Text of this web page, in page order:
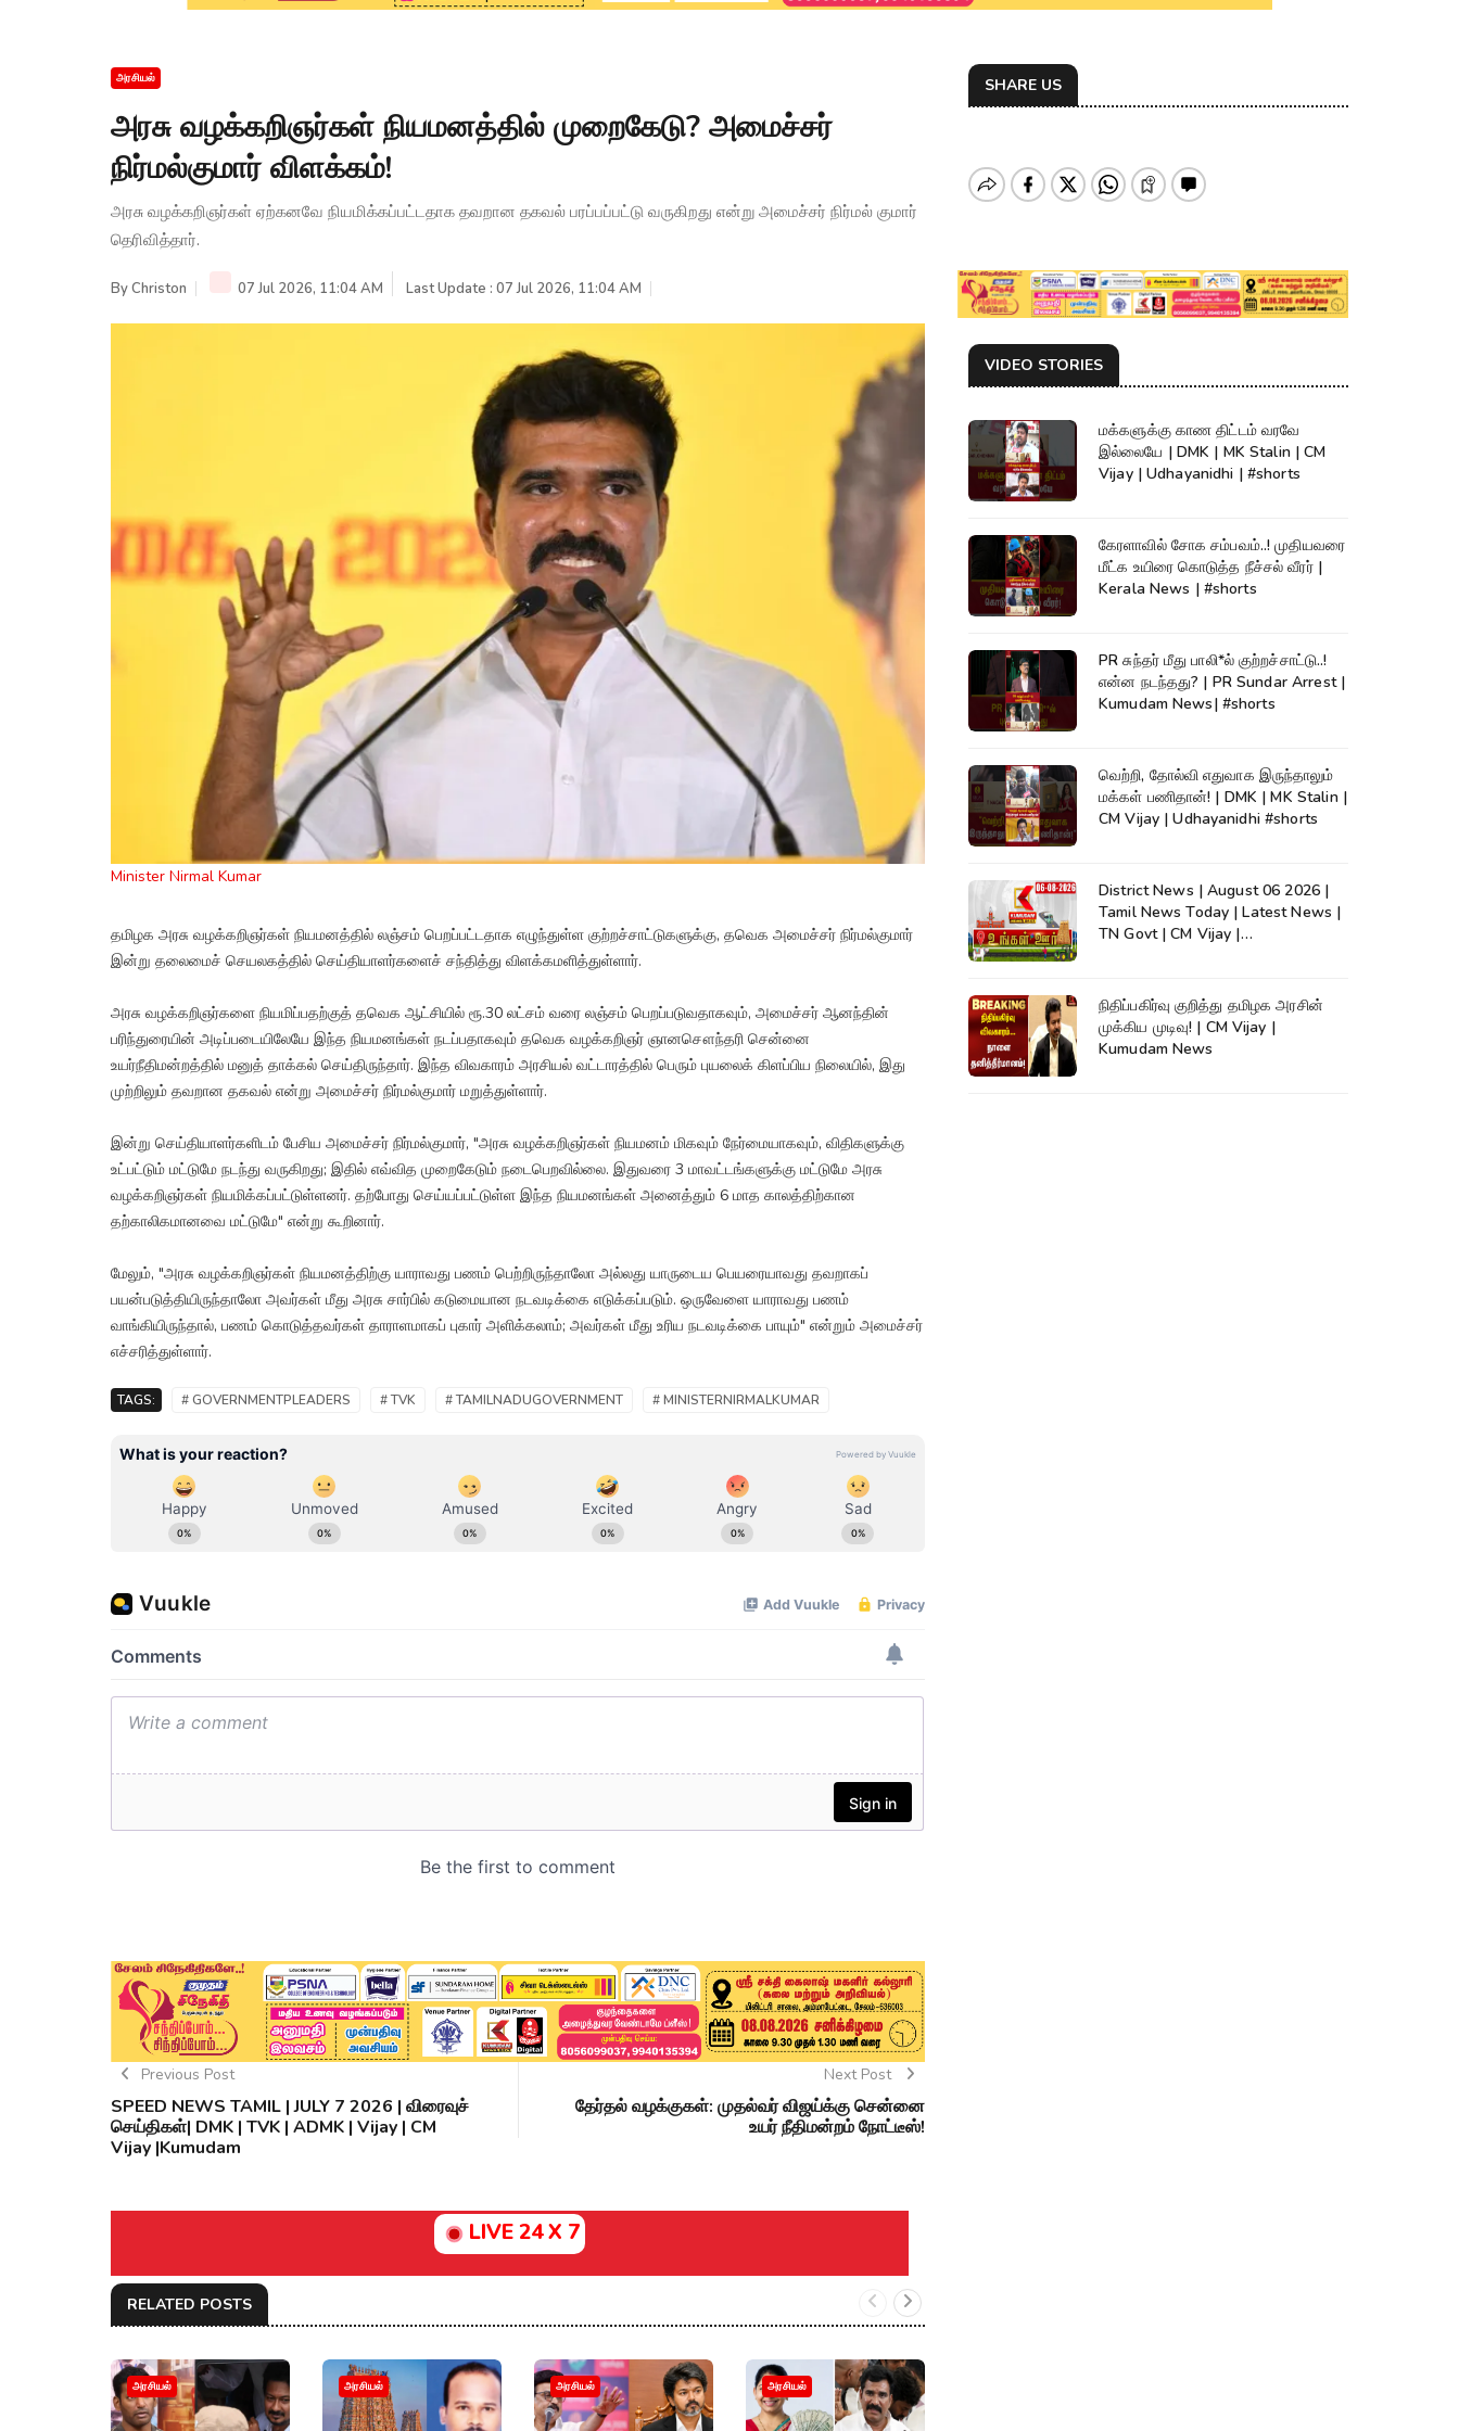
அரசியல்
அரசு வழக்கறிஞர்கள் நியமனத்தில் முறைகேடு? அமைச்சர்
நிர்மல்குமார் விளக்கம்!
அரசு வழக்கறிஞர்கள் ஏற்கனவே நியமிக்கப்பட்டதாக தவறான தகவல் பரப்பப்பட்டு வருகிறது என்று அமைச்சர் நிர்மல் குமார்
தெரிவித்தார்.
ByChriston 07 Jul 2026, 11:04 AM Last Update : 07 Jul 2026, 11:04 AM
Minister Nirmal Kumar
தமிழக அரசு வழக்கறிஞர்கள் நியமனத்தில் லஞ்சம் பெறப்பட்டதாக எழுந்துள்ள குற்றச்சாட்டுகளுக்கு, தவெக அமைச்சர் நிர்மல்குமார்
இன்று தலைமைச் செயலகத்தில் செய்தியாளர்களைச் சந்தித்து விளக்கமளித்துள்ளார்.
அரசு வழக்கறிஞர்களை நியமிப்பதற்குத் தவெக ஆட்சியில் ரூ.30 லட்சம் வரை லஞ்சம் பெறப்படுவதாகவும், அமைச்சர் ஆனந்தின்
பரிந்துரையின் அடிப்படையிலேயே இந்த நியமனங்கள் நடப்பதாகவும் தவெக வழக்கறிஞர் ஞானசௌந்தரி சென்னை
உயர்நீதிமன்றத்தில் மனுத் தாக்கல் செய்திருந்தார். இந்த விவகாரம் அரசியல் வட்டாரத்தில் பெரும் புயலைக் கிளப்பிய நிலையில், இது
முற்றிலும் தவறான தகவல் என்று அமைச்சர் நிர்மல்குமார் மறுத்துள்ளார்.
இன்று செய்தியாளர்களிடம் பேசிய அமைச்சர் நிர்மல்குமார், "அரசு வழக்கறிஞர்கள் நியமனம் மிகவும் நேர்மையாகவும், விதிகளுக்கு
உட்பட்டும் மட்டுமே நடந்து வருகிறது; இதில் எவ்வித முறைகேடும் நடைபெறவில்லை. இதுவரை 3 மாவட்டங்களுக்கு மட்டுமே அரசு
வழக்கறிஞர்கள் நியமிக்கப்பட்டுள்ளனர். தற்போது செய்யப்பட்டுள்ள இந்த நியமனங்கள் அனைத்தும் 6 மாத காலத்திற்கான
தற்காலிகமானவை மட்டுமே" என்று கூறினார்.
மேலும், "அரசு வழக்கறிஞர்கள் நியமனத்திற்கு யாராவது பணம் பெற்றிருந்தாலோ அல்லது யாருடைய பெயரையாவது தவறாகப்
பயன்படுத்தியிருந்தாலோ அவர்கள் மீது அரசு சார்பில் கடுமையான நடவடிக்கை எடுக்கப்படும். ஒருவேளை யாராவது பணம்
வாங்கியிருந்தால், பணம் கொடுத்தவர்கள் தாராளமாகப் புகார் அளிக்கலாம்; அவர்கள் மீது உரிய நடவடிக்கை பாயும்" என்றும் அமைச்சர்
எச்சரித்துள்ளார்.
TAGS: # GOVERNMENTPLEADERS # TVK # TAMILNADUGOVERNMENT # MINISTERNIRMALKUMAR
Previous Post
SPEED NEWS TAMIL | JULY 7 2026 | விரைவுச்
செய்திகள்| DMK | TVK | ADMK | Vijay | CM
Vijay |Kumudam
Next Post
தேர்தல் வழக்குகள்: முதல்வர் விஜய்க்கு சென்னை
உயர் நீதிமன்றம் நோட்டீஸ்!
LIVE 24 X 7
RELATED POSTS
அரசியல் அரசியல் அரசியல் அரசியல்
SHARE US
VIDEO STORIES
மக்களுக்கு காண திட்டம் வரவே
இல்லையே | DMK | MK Stalin | CM
Vijay | Udhayanidhi | #shorts
கேரளாவில் சோக சம்பவம்..! முதியவரை
மீட்க உயிரை கொடுத்த நீச்சல் வீரர் |
Kerala News | #shorts
PR சுந்தர் மீது பாலி*ல் குற்றச்சாட்டு..!
என்ன நடந்தது? | PR Sundar Arrest |
Kumudam News| #shorts
வெற்றி, தோல்வி எதுவாக இருந்தாலும்
மக்கள் பணிதான்! | DMK | MK Stalin |
CM Vijay | Udhayanidhi #shorts
District News | August 06 2026 |
Tamil News Today | Latest News |
TN Govt | CM Vijay |
நிதிப்பகிர்வு குறித்து தமிழக அரசின்
முக்கிய முடிவு! | CM Vijay |
Kumudam News